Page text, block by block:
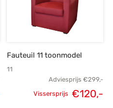
Fauteuil 11 toonmodel
11
Adviesprijs €299,-
Vissersprijs €120,-